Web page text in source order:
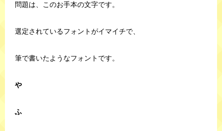
問題は、このお手本の文字です。
選定されているフォントがイマイチで、
筆で書いたようなフォントです。
や
ふ